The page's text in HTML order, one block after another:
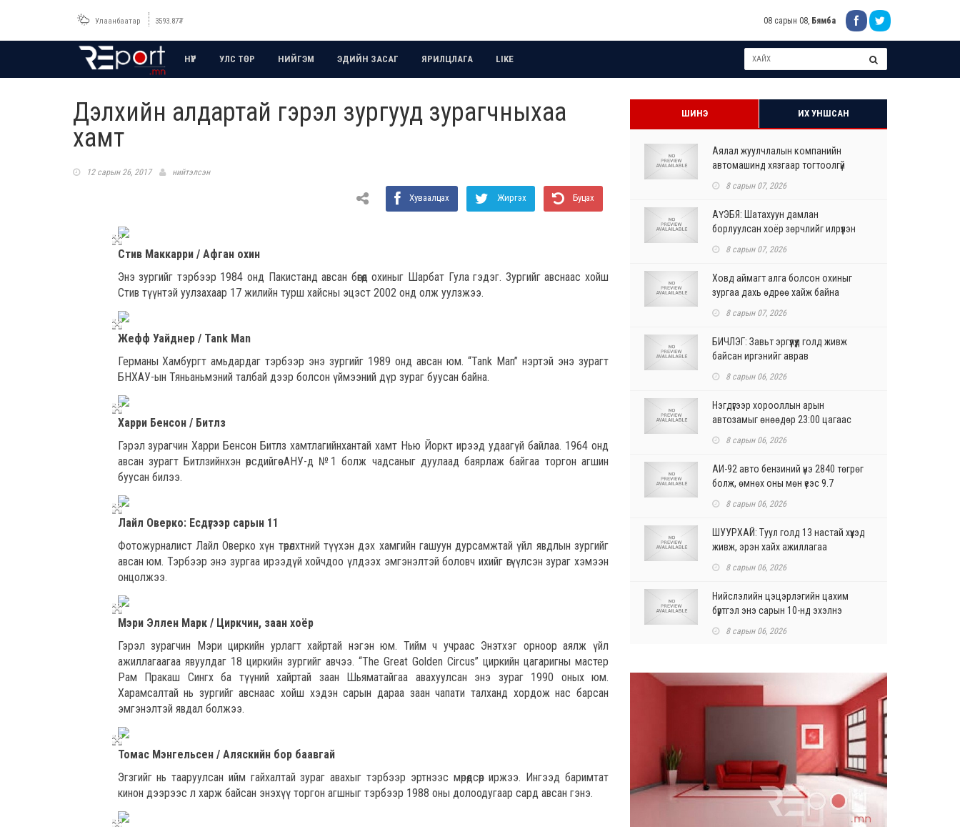
Улаанбаатар 3593.87₮ 08 сарын 08, Бямба
НҮҮР УЛС ТӨР НИЙГЭМ ЭДИЙН ЗАСАГ ЯРИЛЦЛАГА LIKE
Дэлхийн алдартай гэрэл зургууд зурагчныхаа
хамт
12 сарын 26, 2017 нийтэлсэн
Хуваалцах Жиргэх Буцах
Стив Маккарри / Афган охин
Энэ зургийг тэрбээр 1984 онд Пакистанд авсан бөгөөд охиныг Шарбат Гула гэдэг. Зургийг авснаас хойш
Стив түүнтэй уулзахаар 17 жилийн турш хайсны эцэст 2002 онд олж уулзжээ.
Жефф Уайднер / Tank Man
Германы Хамбургт амьдардаг тэрбээр энэ зургийг 1989 онд авсан юм. “Tank Man” нэртэй энэ зурагт
БНХАУ-ын Тяньаньмэний талбай дээр болсон үймээний дүр зураг буусан байна.
Харри Бенсон / Битлз
Гэрэл зурагчин Харри Бенсон Битлз хамтлагийнхантай хамт Нью Йоркт ирээд удаагүй байлаа. 1964 онд
авсан зурагт Битлзийнхэн өөрсдийгөө АНУ-д №1 болж чадсаныг дуулаад баярлаж байгаа торгон агшин
буусан билээ.
Лайл Оверко: Есдүгээр сарын 11
Фотожурналист Лайл Оверко хүн төрөлхтний түүхэн дэх хамгийн гашуун дурсамжтай үйл явдлын зургийг
авсан юм. Тэрбээр энэ зургаа ирээдүй хойчдоо үлдээх эмгэнэлтэй боловч ихийг өгүүлсэн зураг хэмээн
онцолжээ.
Мэри Эллен Марк / Циркчин, заан хоёр
Гэрэл зурагчин Мэри циркийн урлагт хайртай нэгэн юм. Тийм ч учраас Энэтхэг орноор аялж үйл
ажиллагаагаа явуулдаг 18 циркийн зургийг авчээ. “The Great Golden Circus” циркийн цагаригны мастер
Рам Пракаш Сингх ба түүний хайртай заан Шьяматайгаа авахуулсан энэ зураг 1990 оных юм.
Харамсалтай нь зургийг авснаас хойш хэдэн сарын дараа заан чапати талханд хордож нас барсан
эмгэнэлтэй явдал болжээ.
Томас Мэнгельсен / Аляскийн бор баавгай
Эгзгийг нь тааруулсан ийм гайхалтай зураг авахыг тэрбээр эртнээс мөрөөдсөөр иржээ. Ингээд баримтат
кинон дээрээс л харж байсан энэхүү торгон агшныг тэрбээр 1988 оны долоодугаар сард авсан гэнэ.
ШИНЭ ИХ УНШСАН
Аялал жуулчлалын компанийн
автомашинд хязгаар тогтоолгүй
8 сарын 07, 2026
АҮЭБЯ: Шатахуун дамлан
борлуулсан хоёр зөрчлийг илрүүлэн
8 сарын 07, 2026
Ховд аймагт алга болсон охиныг
зургаа дахь өдрөө хайж байна
8 сарын 07, 2026
БИЧЛЭГ: Завьт эргүүлүүд голд живж
байсан иргэнийг аврав
8 сарын 06, 2026
Нэгдүгээр хорооллын арын
автозамыг өнөөдөр 23:00 цагаас
8 сарын 06, 2026
АИ-92 авто бензиний үнэ 2840 төгрөг
болж, өмнөх оны мөн үеэс 9.7
8 сарын 06, 2026
ШУУРХАЙ: Туул голд 13 настай хүүхэд
живж, эрэн хайх ажиллагаа
8 сарын 06, 2026
Нийслэлийн цэцэрлэгийн цахим
бүртгэл энэ сарын 10-нд эхэлнэ
8 сарын 06, 2026
авто замын барилгын ажлын нийт
гүйцэтгэл 74.5 хув...
Нэгдүгээр ангид элсэгчдийн
бүртгэлийг энэ сарын 17-ноос E-
Mongolia системээр зохи...
8 сарын 06, 2026
Өчигдөр согтуугаар тээврийн
хэрэгсэл жолоодсон 95 хэрэг